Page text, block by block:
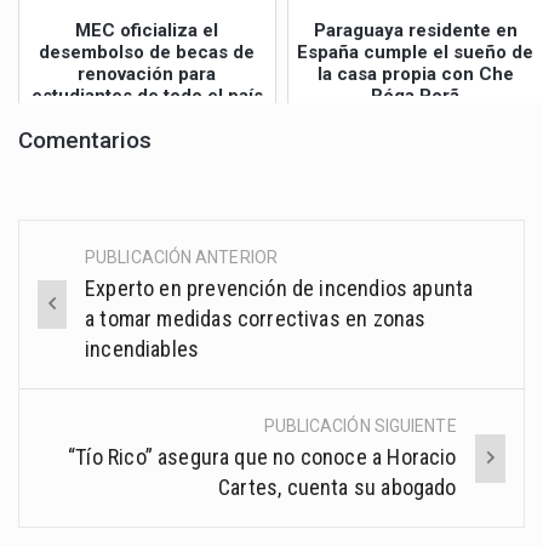
MEC oficializa el
desembolso de becas de
renovación para
estudiantes de todo el país
Paraguaya residente en
España cumple el sueño de
la casa propia con Che
Róga Porã
Comentarios
Post
navigation
PUBLICACIÓN ANTERIOR
Experto en prevención de incendios apunta
a tomar medidas correctivas en zonas
incendiables
PUBLICACIÓN SIGUIENTE
“Tío Rico” asegura que no conoce a Horacio
Cartes, cuenta su abogado